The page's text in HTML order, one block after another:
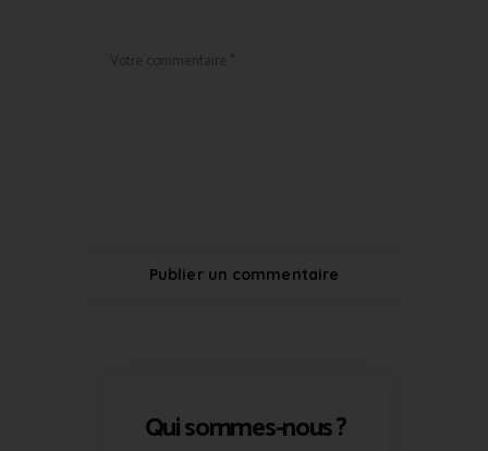
Qui sommes-nous ?